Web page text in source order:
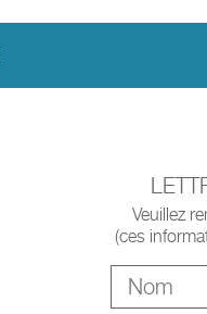
Veuillez
(ces